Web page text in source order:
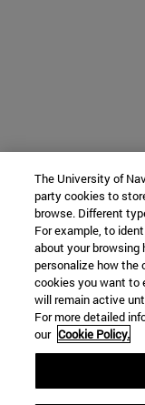
The University of
party cookies to
browse. Different
For example, to
about your browsing
personalize how the
cookies you want to
will remain active
For more detailed
our Cookie Policy.